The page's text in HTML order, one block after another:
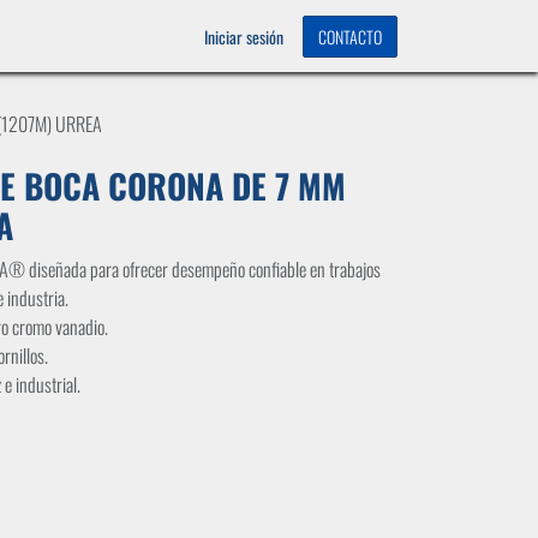
Iniciar sesión CONTACTO
URREA
BOCA CORONA DE 7 MM
diseñada para ofrecer desempeño confiable en trabajos
industria.
cromo vanadio.
e industrial.